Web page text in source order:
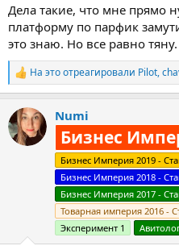
Дела такие, что мне прямо
платформу по парфик
это знаю. Но все равно
Р
е
к
ц
и
На это отреагировали Pilot,
Numi
Бизнес
Бизнес Империя 2019 -
Бизнес Империя 2018 -
Бизнес Империя 2017 -
Товарная империя 2016 -
Эксперимент 1